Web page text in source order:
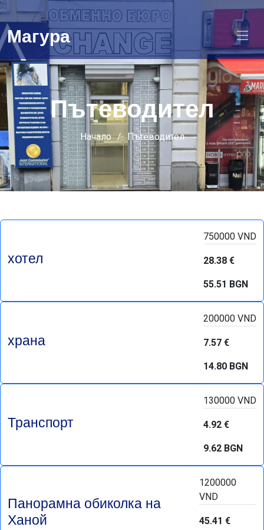
Магура
Пътеводител
Начало Пътеводител
хотел
750000 VND
28.38 €
55.51 BGN
храна
200000 VND
7.57 €
14.80 BGN
Транспорт
130000 VND
4.92 €
9.62 BGN
Панорамна обиколка на
Ханой
1200000
VND
45.41 €